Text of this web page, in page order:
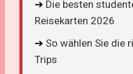
➔ Die besten
Reisekarten 2026
➔ So wählen Sie die
Trips